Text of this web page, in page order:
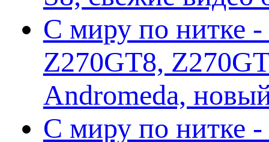
С миру по нитке -
Z270GT8,
Andromeda,
С миру по нитке -